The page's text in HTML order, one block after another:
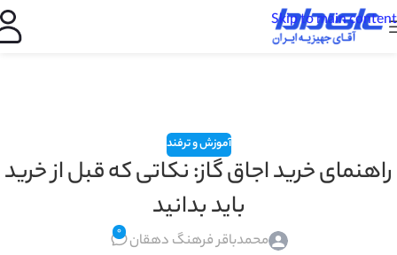
Skip to main content
آموزش و ترفند
راهنمای خرید اجاق گاز: نکاتی که قبل از خرید
باید بدانید
محمدباقر فرهنگ دهقان 0